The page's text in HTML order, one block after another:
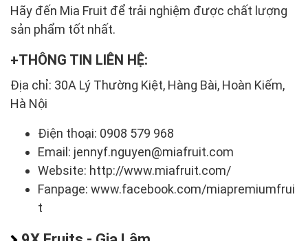
Hãy đến Mia Fruit để trải nghiệm được chất lượng
sản phẩm tốt nhất.
THÔNG TIN LIÊN HỆ:
Địa chỉ: 30A Lý Thường Kiệt, Hàng Bài, Hoàn Kiếm,
Hà Nội
Điện thoại: 0908 579 968
Email: jennyf.nguyen@miafruit.com
Website: http://www.miafruit.com/
Fanpage: www.facebook.com/miapremiumfrui
t